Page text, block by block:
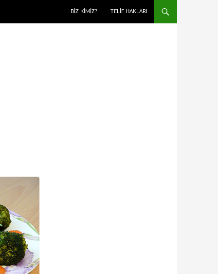
BIZ KIMIZ? TELIF HAKLARI